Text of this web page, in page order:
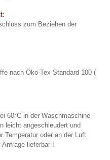
zum Beziehen der
nach Öko-Tex Standard 100 (
60°C in der Waschmaschine
leicht angeschleudert und
Temperatur oder an der Luft
lieferbar !